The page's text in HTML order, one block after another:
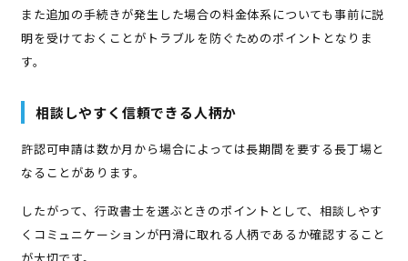
また追加の手続きが発生した場合の料金体系についても事前に説
明を受けておくことがトラブルを防ぐためのポイントとなりま
す。
相談しやすく信頼できる人柄か
許認可申請は数か月から場合によっては長期間を要する長丁場と
なることがあります。
したがって、行政書士を選ぶときのポイントとして、相談しやす
くコミュニケーションが円滑に取れる人柄であるか確認すること